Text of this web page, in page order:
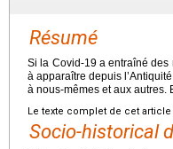
Résumé
Si la Covid-19 a entraîné des
à apparaître depuis
à nous-mêmes et aux autres.
Le texte complet de cet
Socio-historical